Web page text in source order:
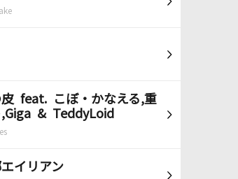
feat. こぼ・かなえる,重
,Giga & TeddyLoid
イリアン